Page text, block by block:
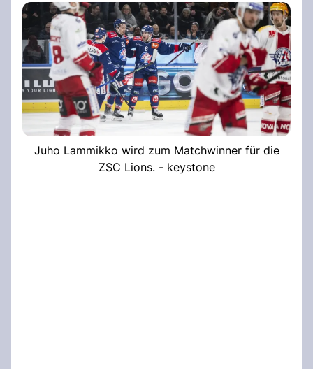
Juho Lammikko wird zum Matchwinner für die
ZSC Lions. - keystone